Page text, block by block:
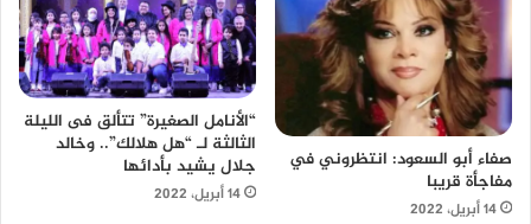
صفاء أبو السعود: انتظروني في
مفاجأة قريبا
14 أبريل، 2022
“الأنامل الصغيرة” تتألق فى الليلة
الثالثة لـ “هل هلالك”.. وخالد
جلال يشيد بأدائها
14 أبريل، 2022